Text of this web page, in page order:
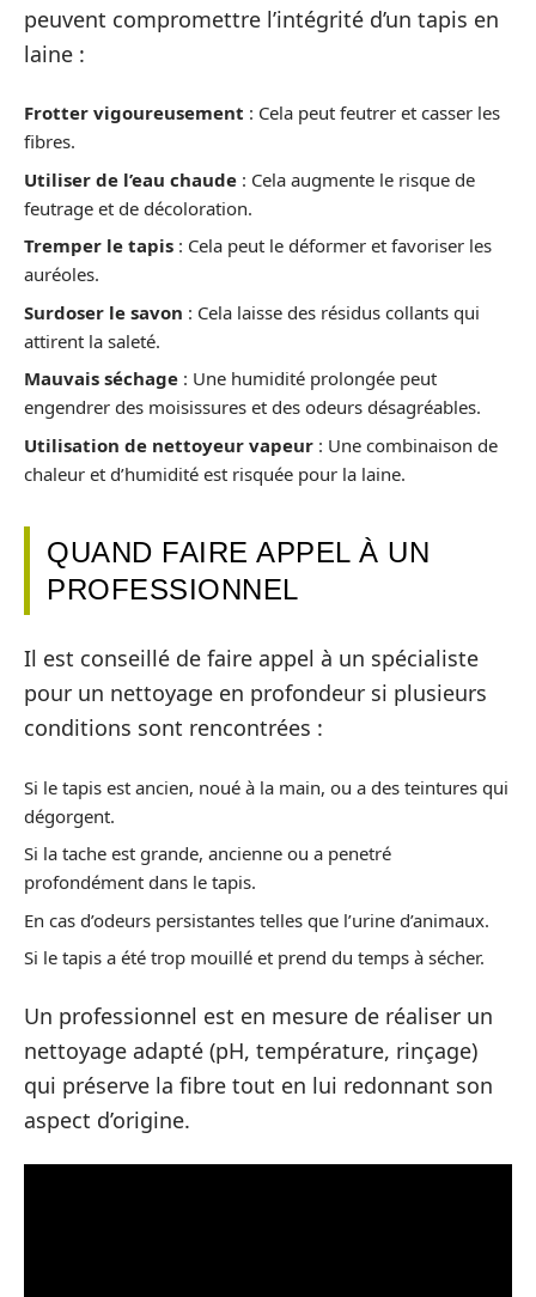
peuvent compromettre l’intégrité d’un tapis en
laine :
Frotter vigoureusement : Cela peut feutrer et casser les
fibres.
Utiliser de l’eau chaude : Cela augmente le risque de
feutrage et de décoloration.
Tremper le tapis : Cela peut le déformer et favoriser les
auréoles.
Surdoser le savon : Cela laisse des résidus collants qui
attirent la saleté.
Mauvais séchage : Une humidité prolongée peut
engendrer des moisissures et des odeurs désagréables.
Utilisation de nettoyeur vapeur : Une combinaison de
chaleur et d’humidité est risquée pour la laine.
QUAND FAIRE APPEL À UN
PROFESSIONNEL
Il est conseillé de faire appel à un spécialiste
pour un nettoyage en profondeur si plusieurs
conditions sont rencontrées :
Si le tapis est ancien, noué à la main, ou a des teintures qui
dégorgent.
Si la tache est grande, ancienne ou a penetré
profondément dans le tapis.
En cas d’odeurs persistantes telles que l’urine d’animaux.
Si le tapis a été trop mouillé et prend du temps à sécher.
Un professionnel est en mesure de réaliser un
nettoyage adapté (pH, température, rinçage)
qui préserve la fibre tout en lui redonnant son
aspect d’origine.